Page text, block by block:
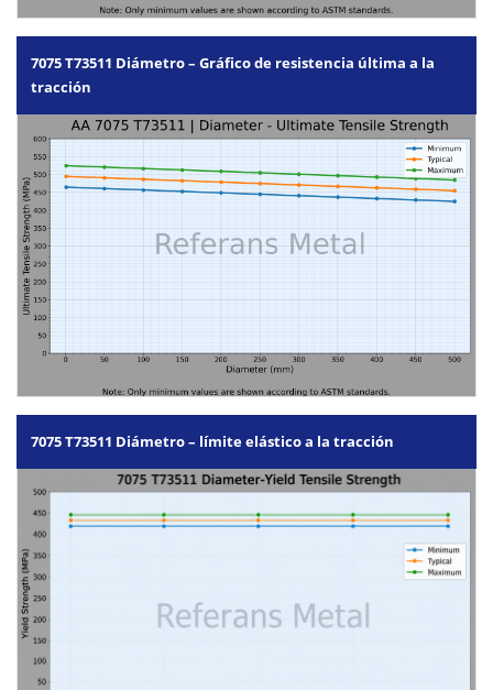
7075 T73511 Diámetro – Gráfico de resistencia última a la
tracción
7075 T73511 Diámetro – límite elástico a la tracción